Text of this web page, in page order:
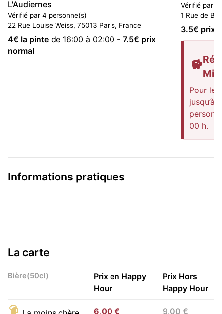
L'Audiernes
Vérifié par 4 personne(s)
22 Rue Louise Weiss, 75013 Paris, France
4€ la pinte de 16:00 à 02:00 - 7.5€ prix
normal
Vérifié par
1 Rue de
3.5€ prix
Pour
jusqu’à
00 h.
Informations pratiques
La carte
Bière(50cl)
Prix en Happy
Hour
Prix Hors
Happy Hour
6,00 € 9,00 €